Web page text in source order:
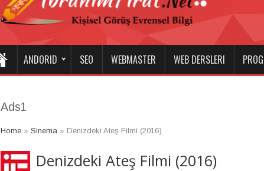
ANDORID SEO WEBMASTER WEB DERSLERI
Ads1
Home» Sinema » Denizdeki Ateş Filmi (2016)
Denizdeki Ateş Filmi (2016)